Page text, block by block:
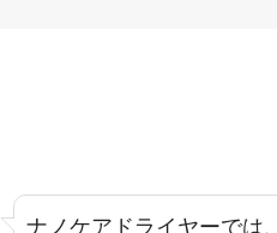
ナノケアドライヤーでは